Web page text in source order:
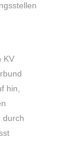
KV
hin,
durch